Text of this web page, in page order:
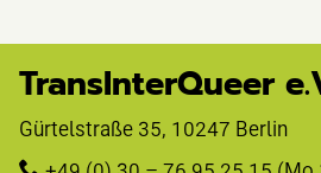
TransInterQueer
Gürtelstraße 35, 10247 Berlin